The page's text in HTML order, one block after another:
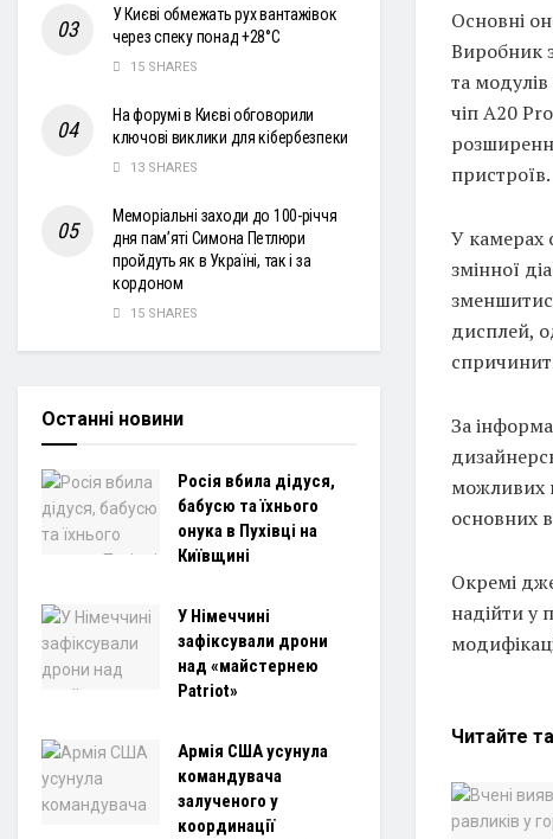
Основні
Виробник
та
чіп A20
пристроїв.
У камерах
змінної
дисплей,
За
можливих
основних
Окремі
надійти у
Читайте
У Києві обмежать рух вантажівок
через спеку понад +28°С
15 SHARES
На форумі в Києві обговорили
ключові виклики для кібербезпеки
13 SHARES
Меморіальні заходи до 100-річчя
дня пам’яті Симона Петлюри
пройдуть як в Україні, так і за
кордоном
15 SHARES
Останні новини
Росія вбила дідуся,
бабусю та їхнього
онука в Пухівці на
Київщині
У Німеччині
зафіксували дрони
над «майстернею
Patriot»
Армія США усунула
командувача
залученого у
координації